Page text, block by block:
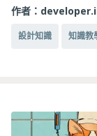
作者：
設計知識 知識教